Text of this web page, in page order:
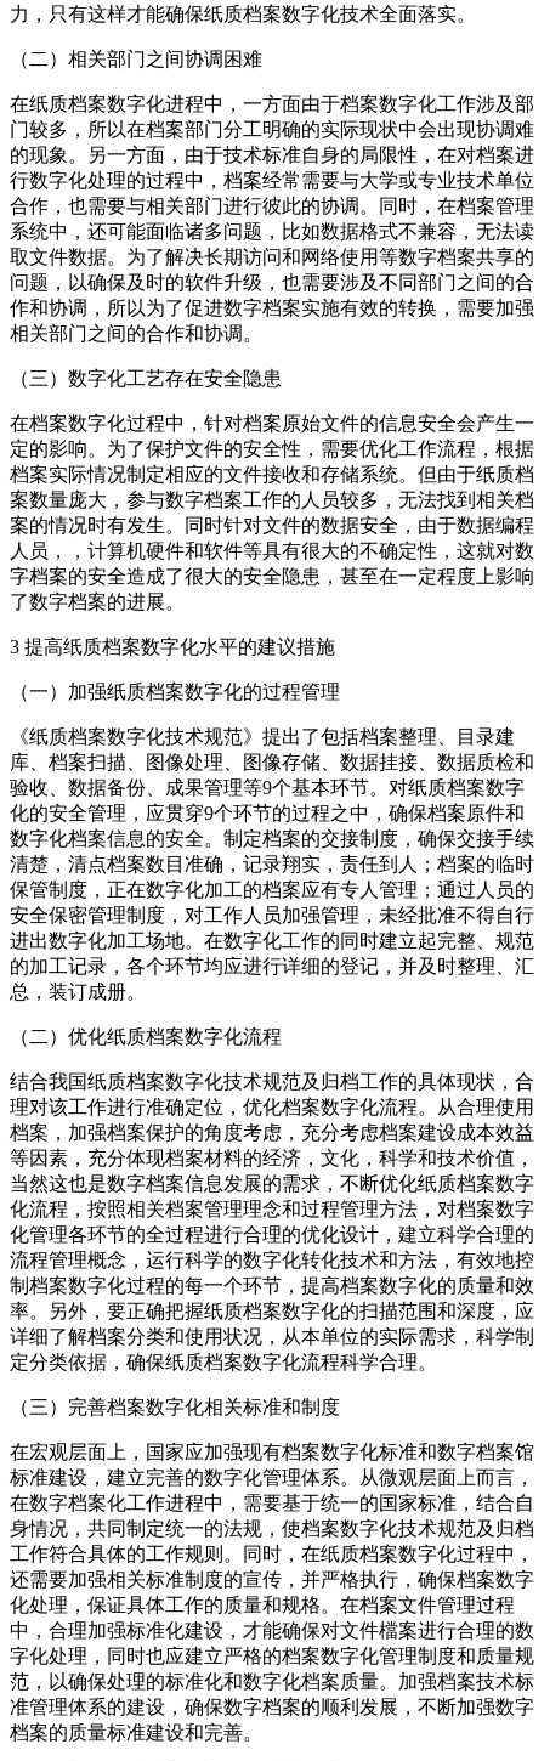
力，只有这样才能确保纸质档案数字化技术全面落实。
（二）相关部门之间协调困难
在纸质档案数字化进程中，一方面由于档案数字化工作涉及部
门较多，所以在档案部门分工明确的实际现状中会出现协调难
的现象。另一方面，由于技术标准自身的局限性，在对档案进
行数字化处理的过程中，档案经常需要与大学或专业技术单位
合作，也需要与相关部门进行彼此的协调。同时，在档案管理
系统中，还可能面临诸多问题，比如数据格式不兼容，无法读
取文件数据。为了解决长期访问和网络使用等数字档案共享的
问题，以确保及时的软件升级，也需要涉及不同部门之间的合
作和协调，所以为了促进数字档案实施有效的转换，需要加强
相关部门之间的合作和协调。
（三）数字化工艺存在安全隐患
在档案数字化过程中，针对档案原始文件的信息安全会产生一
定的影响。为了保护文件的安全性，需要优化工作流程，根据
档案实际情况制定相应的文件接收和存储系统。但由于纸质档
案数量庞大，参与数字档案工作的人员较多，无法找到相关档
案的情况时有发生。同时针对文件的数据安全，由于数据编程
人员，，计算机硬件和软件等具有很大的不确定性，这就对数
字档案的安全造成了很大的安全隐患，甚至在一定程度上影响
了数字档案的进展。
3 提高纸质档案数字化水平的建议措施
（一）加强纸质档案数字化的过程管理
《纸质档案数字化技术规范》提出了包括档案整理、目录建
库、档案扫描、图像处理、图像存储、数据挂接、数据质检和
验收、数据备份、成果管理等9个基本环节。对纸质档案数字
化的安全管理，应贯穿9个环节的过程之中，确保档案原件和
数字化档案信息的安全。制定档案的交接制度，确保交接手续
清楚，清点档案数目准确，记录翔实，责任到人；档案的临时
保管制度，正在数字化加工的档案应有专人管理；通过人员的
安全保密管理制度，对工作人员加强管理，未经批准不得自行
进出数字化加工场地。在数字化工作的同时建立起完整、规范
的加工记录，各个环节均应进行详细的登记，并及时整理、汇
总，装订成册。
（二）优化纸质档案数字化流程
结合我国纸质档案数字化技术规范及归档工作的具体现状，合
理对该工作进行准确定位，优化档案数字化流程。从合理使用
档案，加强档案保护的角度考虑，充分考虑档案建设成本效益
等因素，充分体现档案材料的经济，文化，科学和技术价值，
当然这也是数字档案信息发展的需求，不断优化纸质档案数字
化流程，按照相关档案管理理念和过程管理方法，对档案数字
化管理各环节的全过程进行合理的优化设计，建立科学合理的
流程管理概念，运行科学的数字化转化技术和方法，有效地控
制档案数字化过程的每一个环节，提高档案数字化的质量和效
率。另外，要正确把握纸质档案数字化的扫描范围和深度，应
详细了解档案分类和使用状况，从本单位的实际需求，科学制
定分类依据，确保纸质档案数字化流程科学合理。
（三）完善档案数字化相关标准和制度
在宏观层面上，国家应加强现有档案数字化标准和数字档案馆
标准建设，建立完善的数字化管理体系。从微观层面上而言，
在数字档案化工作进程中，需要基于统一的国家标准，结合自
身情况，共同制定统一的法规，使档案数字化技术规范及归档
工作符合具体的工作规则。同时，在纸质档案数字化过程中，
还需要加强相关标准制度的宣传，并严格执行，确保档案数字
化处理，保证具体工作的质量和规格。在档案文件管理过程
中，合理加强标准化建设，才能确保对文件檔案进行合理的数
字化处理，同时也应建立严格的档案数字化管理制度和质量规
范，以确保处理的标准化和数字化档案质量。加强档案技术标
准管理体系的建设，确保数字档案的顺利发展，不断加强数字
档案的质量标准建设和完善。